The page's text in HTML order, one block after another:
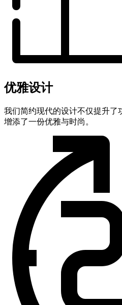
优雅设计
我们简约现代的设计不仅提升了
增添了一份优雅与时尚。